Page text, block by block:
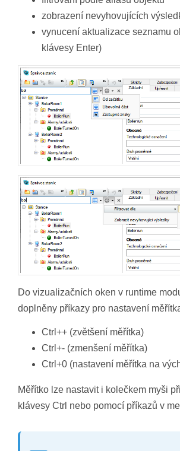
zobrazení nevyhovujících
vynucení aktualizace seznamu
klávesy Enter)
Do vizualizačních oken v runtime
doplněny příkazy pro nastavení
Ctrl++ (zvětšení měřítka)
Ctrl+- (zmenšení měřítka)
Ctrl+0 (nastavení měřítka na
Měřítko lze nastavit i kolečkem myši
klávesy Ctrl nebo pomocí příkazů v